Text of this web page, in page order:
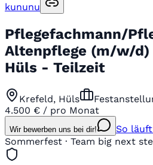
kununu
Pflegefachmann/
Altenpflege (m/w/d)
Hüls - Teilzeit
Krefeld, Hüls
4.500 € / pro Monat
Wir bewerben uns bei dir!
So
Sommerfest · Team big next